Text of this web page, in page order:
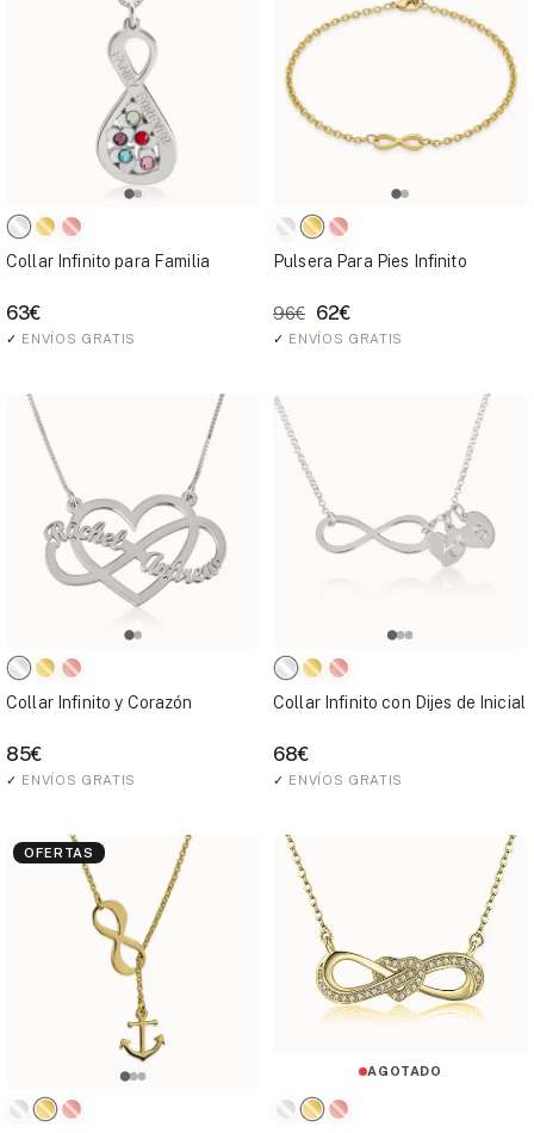
Collar Infinito para Familia
63€
✓ ENVÍOS GRATIS
Pulsera Para Pies Infinito
96€ 62€
✓ ENVÍOS GRATIS
Collar Infinito y Corazón
85€
✓ ENVÍOS GRATIS
Collar Infinito con Dijes de Inicial
68€
✓ ENVÍOS GRATIS
OFERTAS
AGOTADO